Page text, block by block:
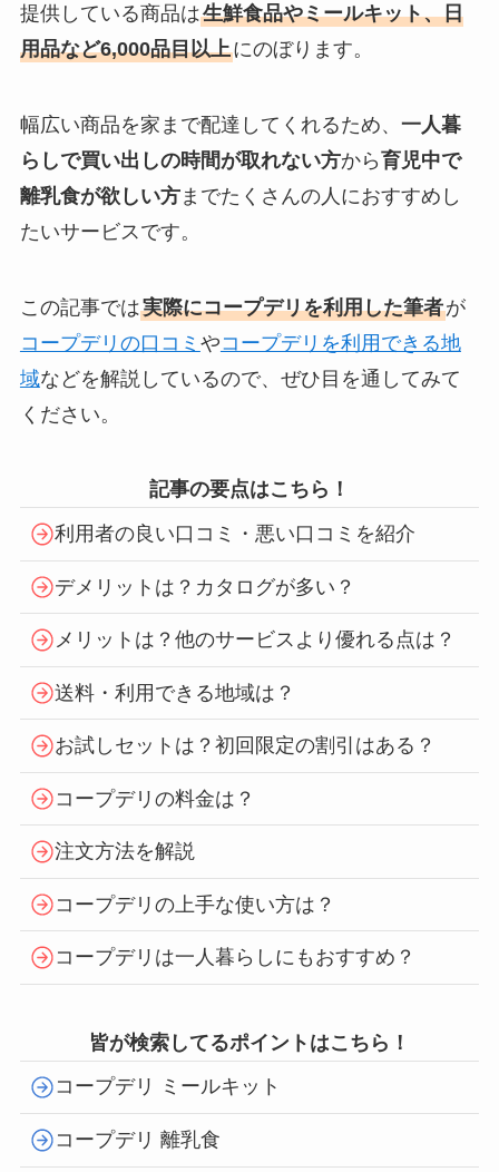
提供している商品は生鮮食品やミールキット、日
用品など6,000品目以上にのぼります。
幅広い商品を家まで配達してくれるため、 一人暮
らしで買い出しの時間が取れない方から育児中で
離乳食が欲しい方までたくさんの人におすすめし
たいサービスです。
この記事では実際にコープデリを利用した筆者が
コープデリの口コミ やコープデリを利用できる地
域などを解説しているので、ぜひ目を通してみて
ください。
記事の要点はこちら！
利用者の良い口コミ・悪い口コミを紹介
デメリットは？カタログが多い？
メリットは？他のサービスより優れる点は？
送料・利用できる地域は？
お試しセットは？初回限定の割引はある？
コープデリの料金は？
注文方法を解説
コープデリの上手な使い方は？
コープデリは一人暮らしにもおすすめ？
皆が検索してるポイントはこちら！
コープデリ ミールキット
コープデリ 離乳食